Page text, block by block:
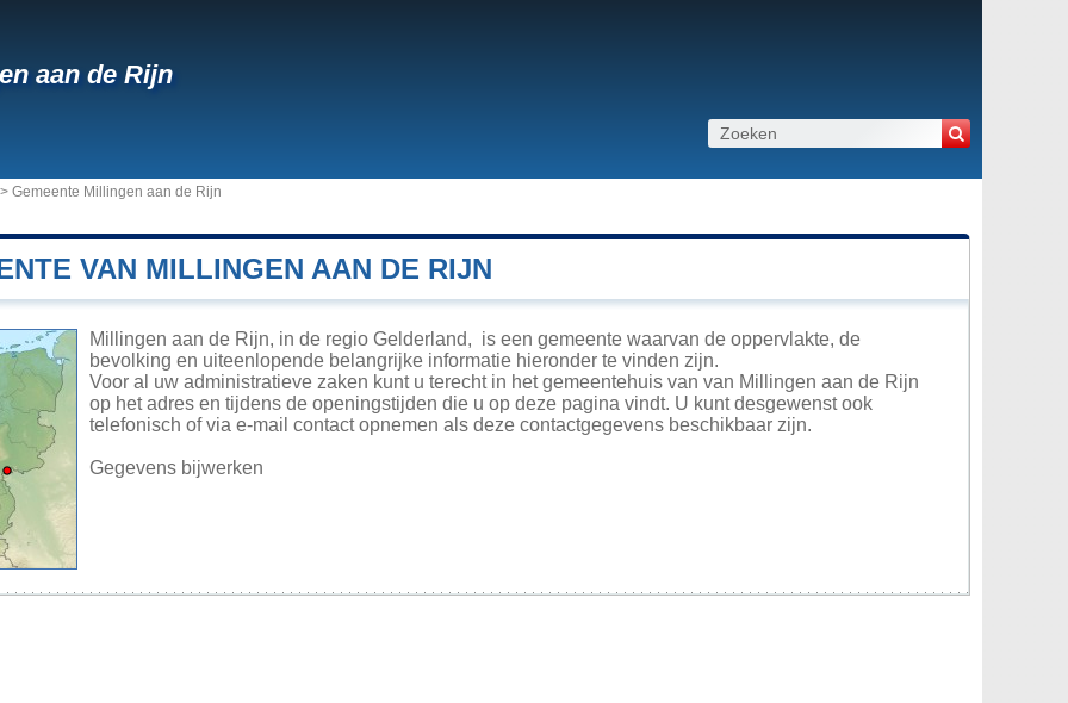
aan de Rijn
> Gemeente Millingen aan de Rijn
VAN MILLINGEN AAN DE RIJN
Millingen aan de Rijn, in de regio Gelderland, is een gemeente waarvan de oppervlakte, de
bevolking en uiteenlopende belangrijke informatie hieronder te vinden zijn.
Voor al uw administratieve zaken kunt u terecht in het gemeentehuis van van Millingen aan de Rijn
op het adres en tijdens de openingstijden die u op deze pagina vindt. U kunt desgewenst ook
telefonisch of via e-mail contact opnemen als deze contactgegevens beschikbaar zijn.
Gegevens bijwerken